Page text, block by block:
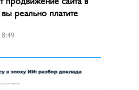
реально платите